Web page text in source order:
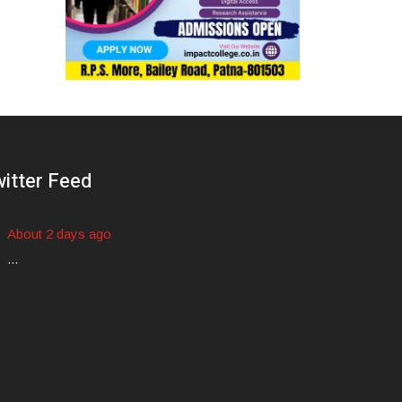
Feed
About 2 days ago
...